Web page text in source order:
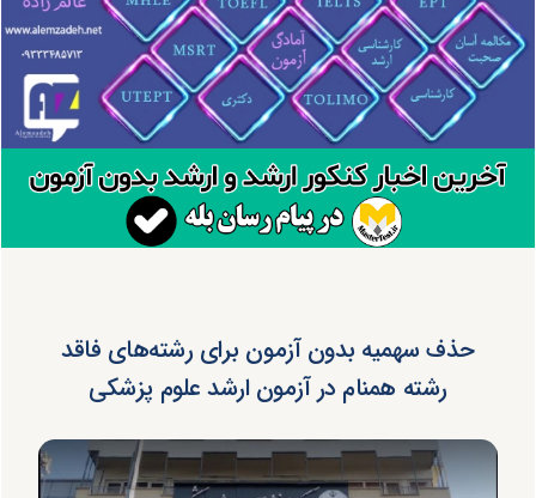
حذف سهمیه بدون آزمون برای رشته‌های فاقد
رشته همنام در آزمون ارشد علوم پزشکی